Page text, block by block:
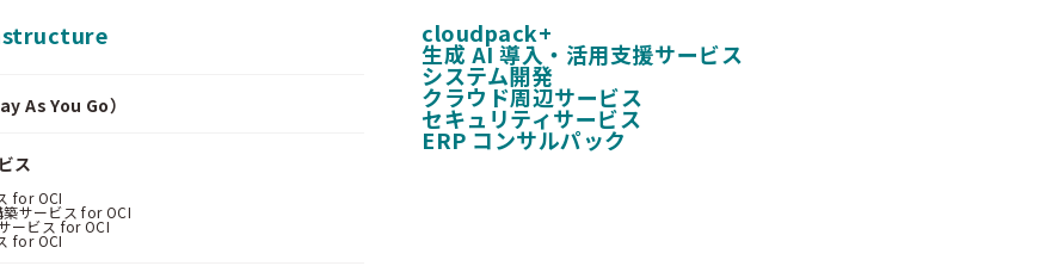
As You Go）
ス
for OCI
サービス for OCI
ービス for OCI
for OCI
cloudpack+
生成 AI 導入・活用支援サービス
システム開発
クラウド周辺サービス
セキュリティサービス
ERP コンサルパック